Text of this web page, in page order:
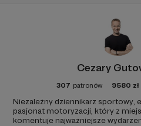
Cezary
307 patronów 9580 zł
Niezależny dziennikarz sportowy,
pasjonat motoryzacji, który z
komentuje najważniejsze